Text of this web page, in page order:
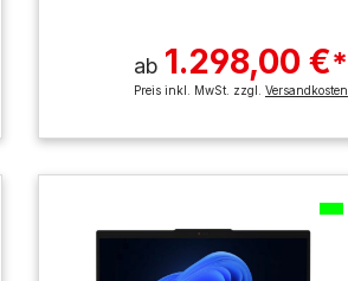
ab 1.298,00 €*
Preis inkl. MwSt. zzgl. Versandkosten